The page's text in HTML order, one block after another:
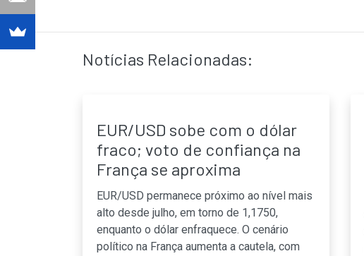
Notícias Relacionadas:
EUR/USD sobe com o dólar
fraco; voto de confiança na
França se aproxima
EUR/USD permanece próximo ao nível mais
alto desde julho, em torno de 1,1750,
enquanto o dólar enfraquece. O cenário
político na França aumenta a cautela, com